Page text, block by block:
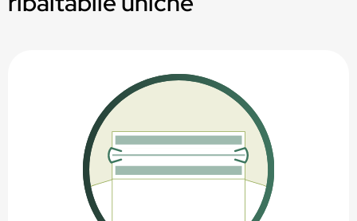
Idoneo per stampa digitale, offset o flessografica